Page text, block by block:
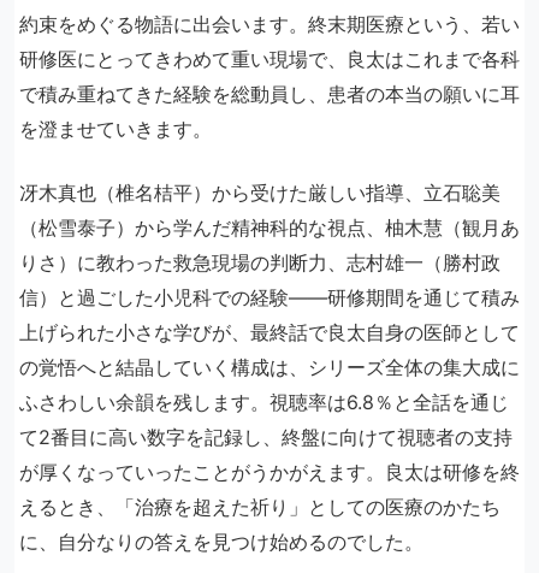
約束をめぐる物語に出会います。終末期医療という、若い
研修医にとってきわめて重い現場で、良太はこれまで各科
で積み重ねてきた経験を総動員し、患者の本当の願いに耳
を澄ませていきます。
冴木真也（椎名桔平）から受けた厳しい指導、立石聡美
（松雪泰子）から学んだ精神科的な視点、柚木慧（観月あ
りさ）に教わった救急現場の判断力、志村雄一（勝村政
信）と過ごした小児科での経験——研修期間を通じて積み
上げられた小さな学びが、最終話で良太自身の医師として
の覚悟へと結晶していく構成は、シリーズ全体の集大成に
ふさわしい余韻を残します。視聴率は6.8％と全話を通じ
て2番目に高い数字を記録し、終盤に向けて視聴者の支持
が厚くなっていったことがうかがえます。良太は研修を終
えるとき、「治療を超えた祈り」としての医療のかたち
に、自分なりの答えを見つけ始めるのでした。